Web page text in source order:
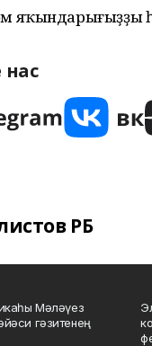
яҡындарығыҙҙы
РБ
Мәләүез
гәзитенең